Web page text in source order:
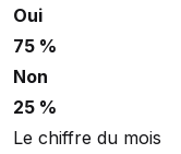
Oui
75 %
Non
25 %
Le chiffre du mois